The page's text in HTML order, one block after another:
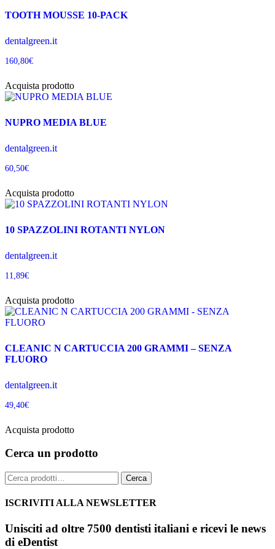
TOOTH MOUSSE 10-PACK
dentalgreen.it
160,80€
Acquista prodotto
NUPRO MEDIA BLUE
dentalgreen.it
60,50€
Acquista prodotto
10 SPAZZOLINI ROTANTI NYLON
dentalgreen.it
11,89€
Acquista prodotto
CLEANIC N CARTUCCIA 200 GRAMMI – SENZA
FLUORO
dentalgreen.it
49,40€
Acquista prodotto
Cerca un prodotto
Cerca: Cerca
ISCRIVITI ALLA NEWSLETTER
Unisciti ad oltre 7500 dentisti italiani e ricevi le news
di eDentist